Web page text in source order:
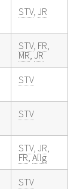
STV, JR
STV, FR
MR,JR
STV
STV
STV, JR
FR,Allg
STV